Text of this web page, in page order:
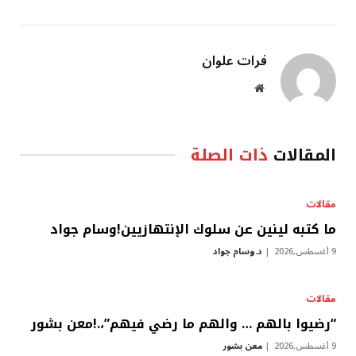
فرات علوان
موقع
المقالات ذات الصلة
مقالات
ما كتبه لينين عن سلوك الإنتهازيين!وسام جواد
9 أغسطس,2026 د.وسام جواد
مقالات
“رضيوا بالهم … والهم ما رضي فيهم”،.!معن بشور
9 أغسطس,2026 معن بشور